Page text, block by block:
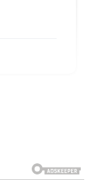
Ako u
ili neku vrstu